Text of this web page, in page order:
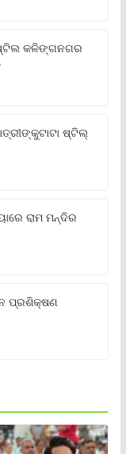
ଷ୍ଟିଲ କଳିଙ୍ଗନଗର
ଷ୍ଟିଲ୍
ରାମ ମନ୍ଦିର
ପ୍ରଶିକ୍ଷଣ